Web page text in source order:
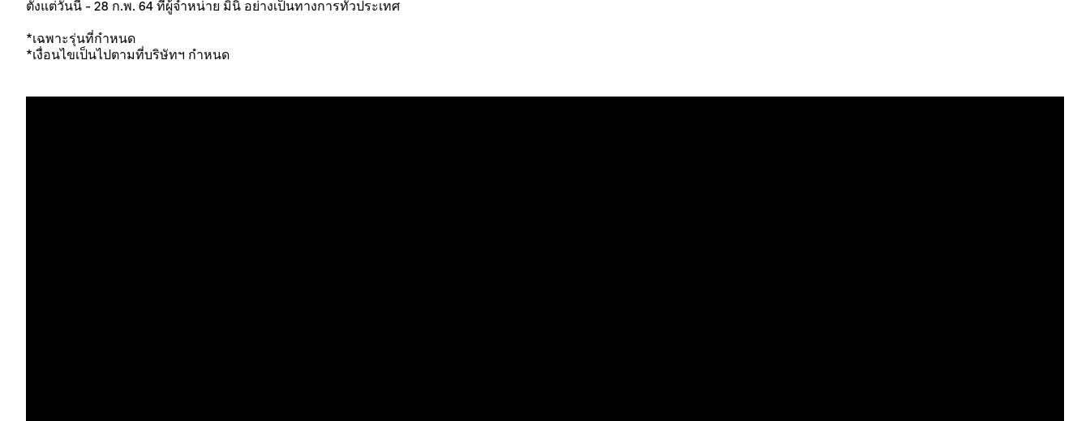
ตั้งแต่วันนี้ - 28 ก.พ. 64 ที่ผู้จำหน่าย มินิ อย่างเป็นทางการทั่วประเทศ
*เฉพาะรุ่นที่กำหนด
*เงื่อนไขเป็นไปตามที่บริษัทฯ กำหนด